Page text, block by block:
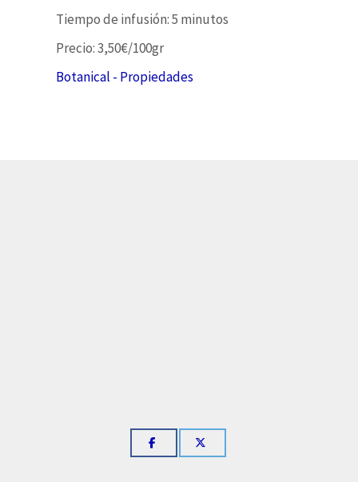
Tiempo de infusión: 5 minutos
Precio: 3,50€/100gr
Botanical - Propiedades